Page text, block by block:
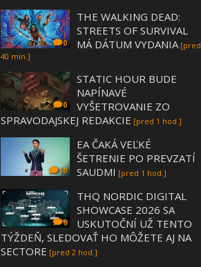
0
THE WALKING DEAD:
STREETS OF SURVIVAL
MÁ DÁTUM VYDANIA [pred
40 min.]
0
STATIC HOUR BUDE
NAPÍNAVÉ
VYŠETROVANIE ZO
SPRAVODAJSKEJ REDAKCIE [pred 1 hod.]
10
EA ČAKÁ VEĽKÉ
ŠETRENIE PO PREVZATÍ
SAUDMI [pred 1 hod.]
6
THQ NORDIC DIGITAL
SHOWCASE 2026 SA
USKUTOČNÍ UŽ TENTO
TÝŽDEŇ, SLEDOVAŤ HO MÔŽETE AJ NA
SECTORE [pred 2 hod.]